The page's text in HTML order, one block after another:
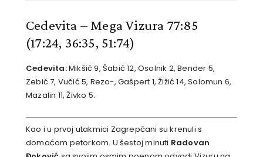
Cedevita – Mega Vizura 77:85
(17:24, 36:35, 51:74)
Cedevita:Mikšić 9, Šabić 12, Osolnik 2, Bender 5,
Zebić 7, Vučić 5, Rezo-, Gašpert 1, Žižić 14, Solomun 6,
Mazalin 11, Živko 5.
Kao i u prvoj utakmici Zagrepčani su krenuli s
domaćom petorkom. U šestoj minuti Radovan